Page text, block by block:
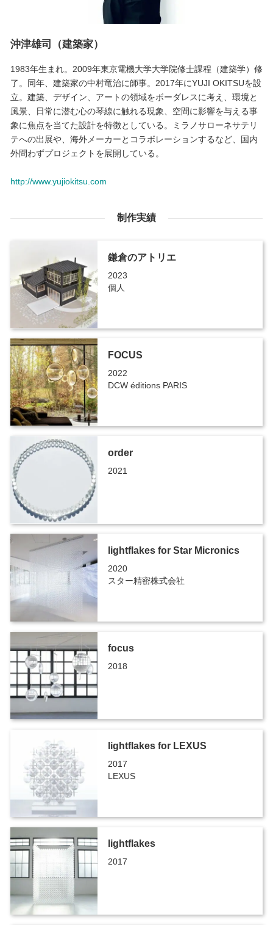
沖津雄司（建築家）
1983年生まれ。2009年東京電機大学大学院修士課程（建築学）修
了。同年、建築家の中村竜治に師事。2017年にYUJI OKITSUを設
立。建築、デザイン、アートの領域をボーダレスに考え、環境と
風景、日常に潜む心の琴線に触れる現象、空間に影響を与える事
象に焦点を当てた設計を特徴としている。ミラノサローネサテリ
テへの出展や、海外メーカーとコラボレーションするなど、国内
外問わずプロジェクトを展開している。
http://www.yujiokitsu.com
制作実績
鎌倉のアトリエ
2023
個人
FOCUS
2022
DCW éditions PARIS
order
2021
lightflakes for Star Micronics
2020
スター精密株式会社
focus
2018
lightflakes for LEXUS
2017
LEXUS
lightflakes
2017